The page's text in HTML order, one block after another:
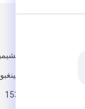
789، شارع
ينجو، مدينة نينغبو
15355158390